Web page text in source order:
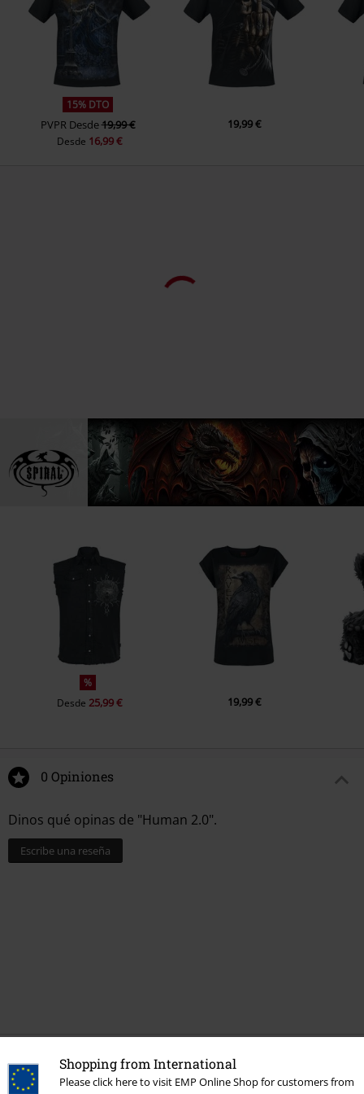
Shopping from International
Please click here to visit EMP Online Shop for customers from
15% DTO
PVPR Desde19,99 €
Desde 16,99 €
19,99 €
%
Desde 25,99 € 19,99 €
0 Opiniones
Dinos qué opinas de "Human 2.0".
Escribe una reseña
Más categorías. Más opciones